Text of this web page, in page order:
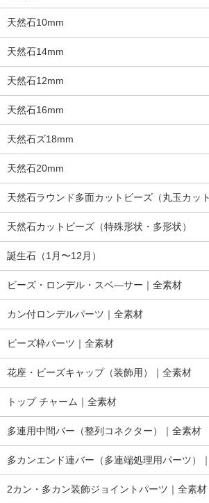
天然石10mm
天然石14mm
天然石12mm
天然石16mm
天然石ズ18mm
天然石20mm
天然石ラウンド多面カットビーズ（丸玉カット
天然石カットビーズ（特殊形状・多形状）
誕生石（1月〜12月）
ビーズ・ロンデル・スベ―サー｜全素材
カン付ロンデルパーツ｜全素材
ビーズ枠パーツ｜全素材
花座・ビーズキャップ（装飾用）｜全素材
トップ チャーム｜全素材
多連用中間バー（整列コネクター）｜全素材
多カンエンド連バー（多連端処理用パーツ）
2カン・多カン装飾ジョイントパーツ｜全素材